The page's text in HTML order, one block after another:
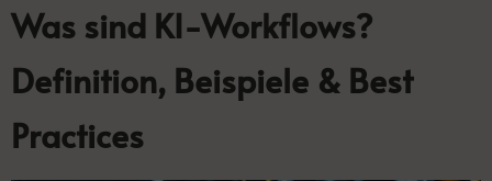
Was sind KI-Workflows?
Definition, Beispiele & Best
Practices